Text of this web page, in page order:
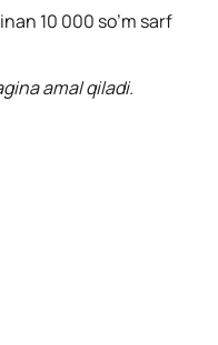
10 000 so’m sarf
amal qiladi.